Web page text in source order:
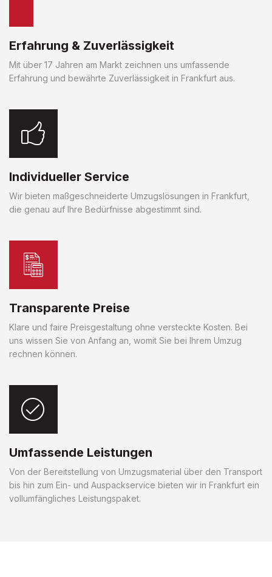
Erfahrung & Zuverlässigkeit
Mit über 17 Jahren am Markt zeichnen uns umfassende
Erfahrung und bewährte Zuverlässigkeit in Frankfurt aus.
Individueller Service
Wir bieten maßgeschneiderte Umzugslösungen in Frankfurt,
die genau auf Ihre Bedürfnisse abgestimmt sind.
Transparente Preise
Klare und faire Preisgestaltung ohne versteckte Kosten. Bei
uns wissen Sie von Anfang an, womit Sie bei Ihrem Umzug
rechnen können.
Umfassende Leistungen
Von der Bereitstellung von Umzugsmaterial über den Transport
bis hin zum Ein- und Auspackservice bieten wir in Frankfurt ein
vollumfängliches Leistungspaket.